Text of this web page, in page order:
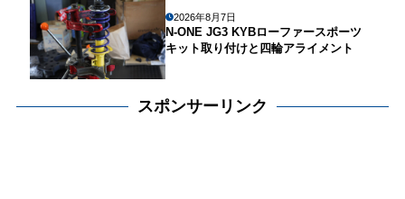
2026年8月7日
N-ONE JG3 KYBローファースポーツ
キット取り付けと四輪アライメント
スポンサーリンク